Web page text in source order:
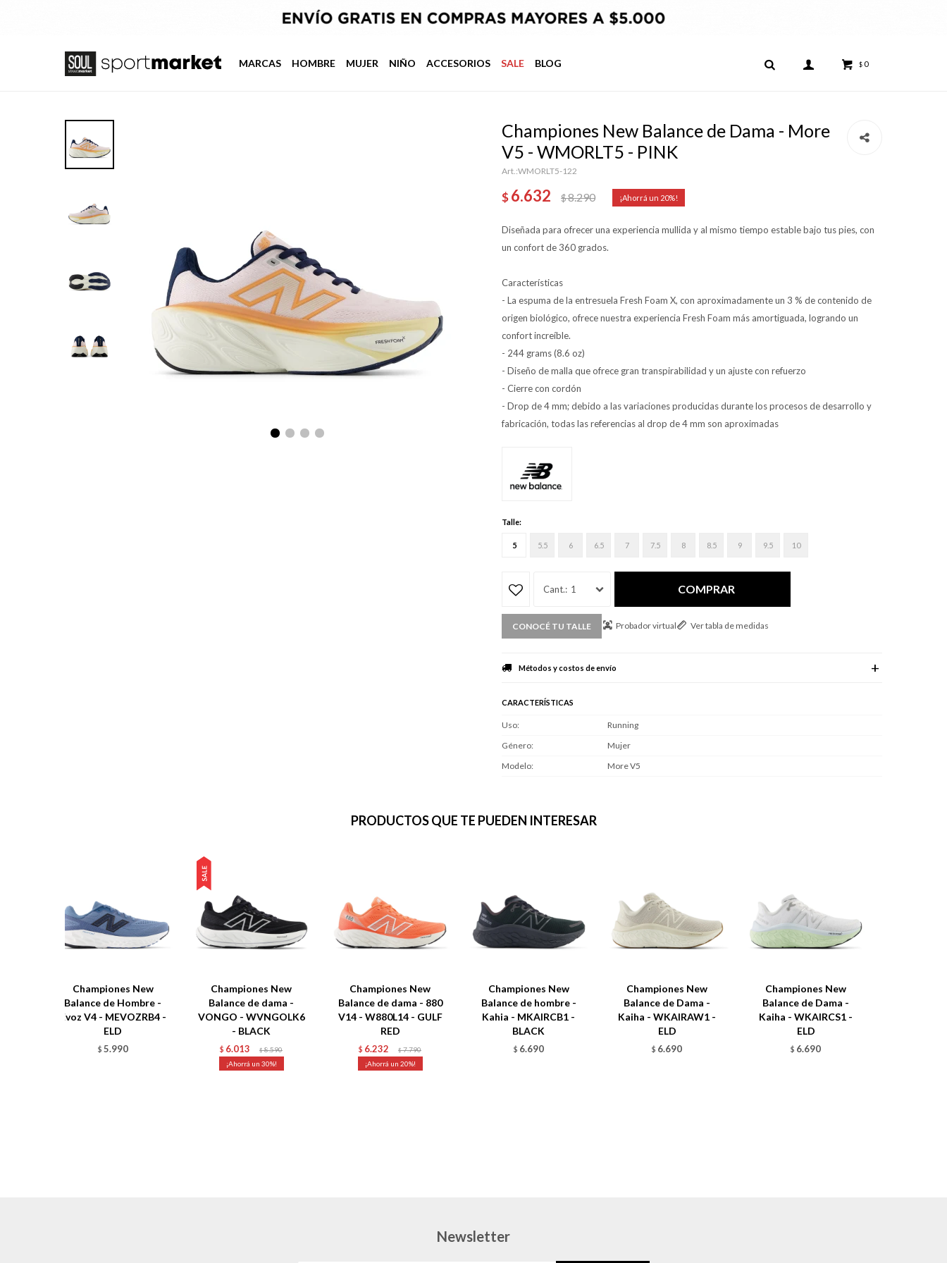
MARCAS HOMBRE MUJER NIÑO ACCESORIOS SALE BLOG $ 0
Championes New Balance de Dama - More
V5 - WMORLT5 - PINK
WMORLT5-122
$6.632 $8.290 20
Diseñada para ofrecer una experiencia mullida y al mismo tiempo estable bajo tus pies, con
un confort de 360 grados.
Características
- La espuma de la entresuela Fresh Foam X, con aproximadamente un 3 % de contenido de
origen biológico, ofrece nuestra experiencia Fresh Foam más amortiguada, logrando un
confort increíble.
- 244 grams (8.6 oz)
- Diseño de malla que ofrece gran transpirabilidad y un ajuste con refuerzo
- Cierre con cordón
- Drop de 4 mm; debido a las variaciones producidas durante los procesos de desarrollo y
fabricación, todas las referencias al drop de 4 mm son aproximadas
Talle:
5 5.5 6 6.5 7 7.5 8 8.5 9 9.5 10
1 COMPRAR
CONOCÉ TU TALLE Probador virtual Ver tabla de medidas
Métodos y costos de envío
CARACTERÍSTICAS
Uso
Running
Género
Mujer
Modelo
More V5
PRODUCTOS QUE TE PUEDEN INTERESAR
Championes New
Balance de Hombre -
Evoz V4 - MEVOZRB4 -
ELD
$ 5.990
Championes New
Balance de dama -
VONGO - WVNGOLK6
- BLACK
$ 6.013 $ 8.590
30
Championes New
Balance de dama - 880
V14 - W880L14 - GULF
RED
$ 6.232 $ 7.790
20
Championes New
Balance de hombre -
Kahia - MKAIRCB1 -
BLACK
$ 6.690
Championes New
Balance de Dama -
Kaiha - WKAIRAW1 -
ELD
$ 6.690
Championes New
Balance de Dama -
Kaiha - WKAIRCS1 -
ELD
$ 6.690
Newsletter